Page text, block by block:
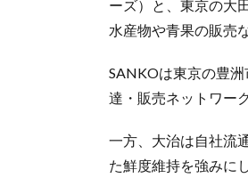
ーズ）と、東京の大
水産物や青果の販売
SANKOは東京の豊
達・販売ネットワー
一方、大治は自社流
た鮮度維持を強みに